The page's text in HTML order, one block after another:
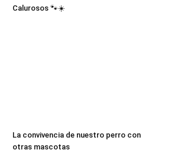
Calurosos 🐾☀️
La convivencia de nuestro perro con
otras mascotas